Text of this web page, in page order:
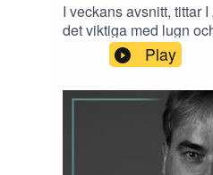
I veckans avsnitt, tittar
det viktiga med lugn
är svårt att hitta, vad
och hur vi, bla. via
våra liv.
Play